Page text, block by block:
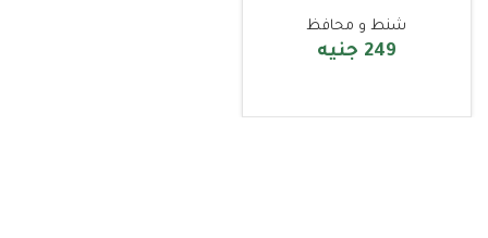
شنط و محافظ
249 جنيه